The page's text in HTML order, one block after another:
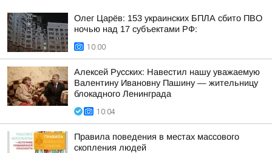
Олег Царёв: 153 украинских БПЛА сбито ПВО
ночью над 17 субъектами РФ:
10:00
Алексей Русских: Навестил нашу уважаемую
Валентину Ивановну Пашину — жительницу
блокадного Ленинграда
10:04
Правила поведения в местах массового
скопления людей